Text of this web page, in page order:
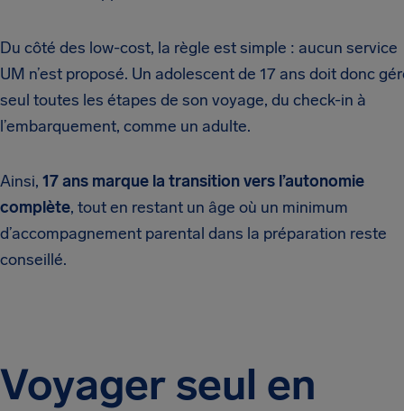
Du côté des low-cost, la règle est simple : aucun service
UM n’est proposé. Un adolescent de 17 ans doit donc
seul toutes les étapes de son voyage, du check-in à
l’embarquement, comme un adulte.
Ainsi, 17 ans marque la transition vers l’autonomie
complète, tout en restant un âge où un minimum
d’accompagnement parental dans la préparation reste
conseillé.
Voyager seul en